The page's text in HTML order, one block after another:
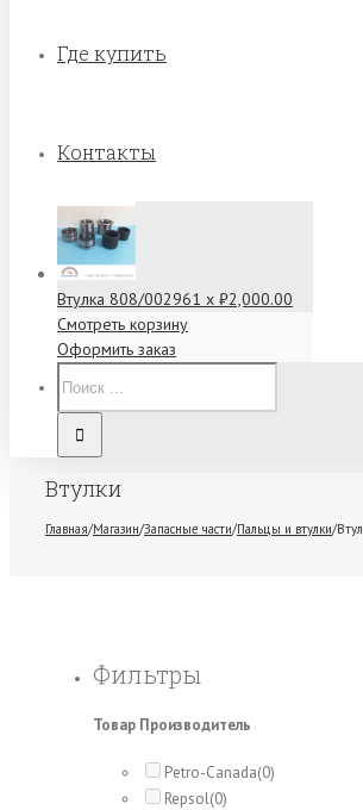
Где купить
Контакты
Втулка 808/002961 x ₽2,000.00
Смотреть корзину
Оформить заказ
Втулки
Главная/Магазин/Запасные части/Пальцы и втулки/
Фильтры
Товар Производитель
Petro-Canada(0)
Repsol(0)